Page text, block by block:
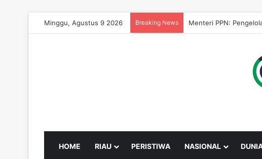
Minggu, Agustus 9 2026 Breaking News Menteri PPN:
HOME RIAU PERISTIWA NASIONAL